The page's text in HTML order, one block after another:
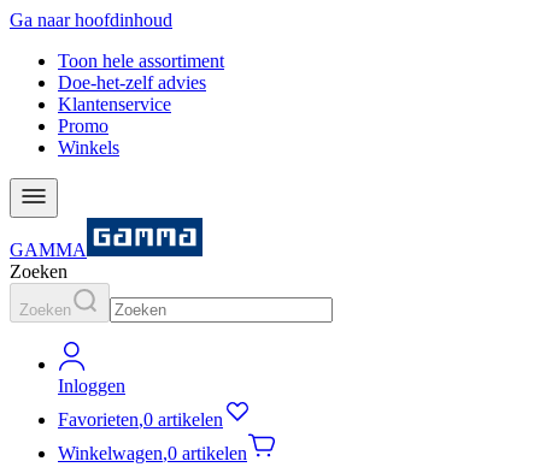
Ga naar hoofdinhoud
Toon hele assortiment
Doe-het-zelf advies
Klantenservice
Promo
Winkels
GAMMA
Zoeken
Zoeken
Inloggen
Favorieten,0 artikelen
Winkelwagen,0 artikelen